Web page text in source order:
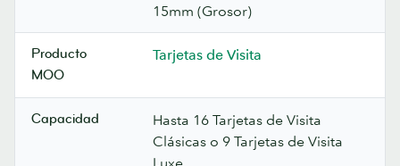
15mm (Grosor)
Producto
MOO
Tarjetas de Visita
Capacidad
Hasta 16 Tarjetas de Visita
Clásicas o 9 Tarjetas de Visita
Luxe